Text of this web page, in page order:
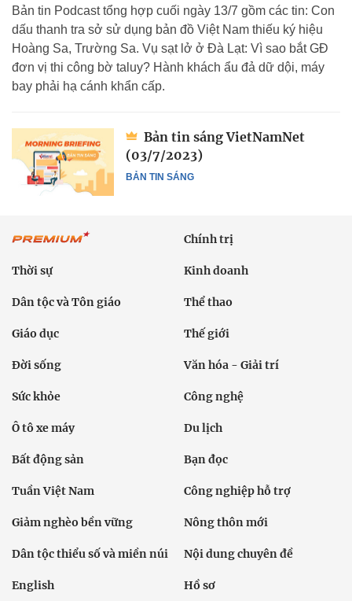
Bản tin Podcast tổng hợp cuối ngày 13/7 gồm các tin: Con
dấu thanh tra sở sử dụng bản đồ Việt Nam thiếu ký hiệu
Hoàng Sa, Trường Sa. Vụ sạt lở ở Đà Lạt: Vì sao bắt GĐ
đơn vị thi công bờ taluy? Hành khách ẩu đả dữ dội, máy
bay phải hạ cánh khẩn cấp.
BẢN TIN SÁNG
Bản tin sáng VietNamNet
(03/7/2023)
Chính trị
Thời sự Kinh doanh
Dân tộc và Tôn giáo Thể thao
Giáo dục Thế giới
Đời sống Văn hóa - Giải trí
Sức khỏe Công nghệ
Ô tô xe máy Du lịch
Bất động sản Bạn đọc
Tuần Việt Nam Công nghiệp hỗ trợ
Giảm nghèo bền vững Nông thôn mới
Dân tộc thiểu số và miền núi Nội dung chuyên đề
English Hồ sơ